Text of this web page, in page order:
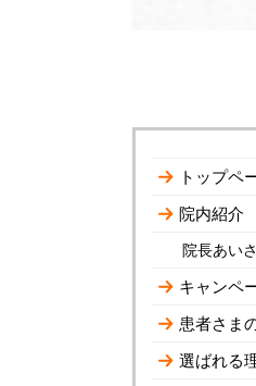
トップペ
院内紹介
院長あい
キャンペ
患者さま
選ばれる